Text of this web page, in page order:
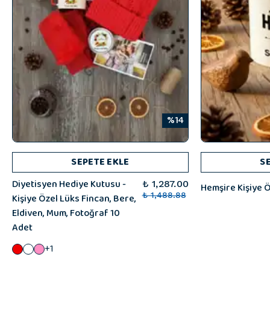
%14
SEPETE EKLE
Diyetisyen Hediye Kutusu -
Kişiye Özel Lüks Fincan, Bere,
Eldiven, Mum, Fotoğraf 10
Adet
₺ 1,287.00
₺ 1,488.88
+1
Hemşire Kişiye